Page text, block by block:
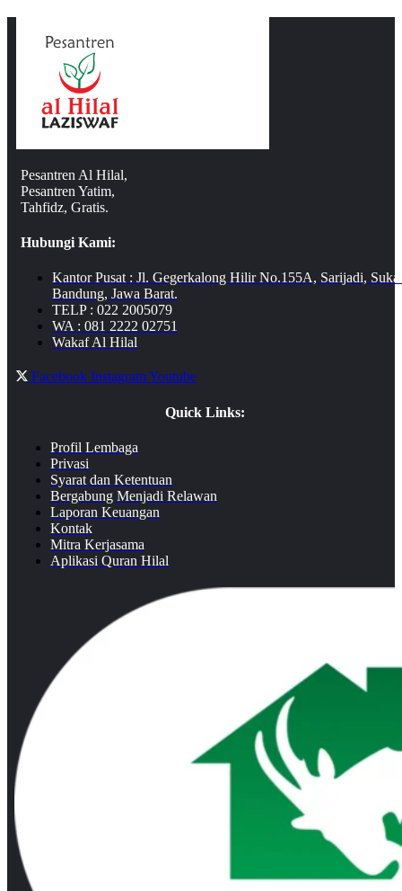
Pesantren Al Hilal,
Pesantren Yatim,
Tahfidz, Gratis.
Hubungi Kami:
Kantor Pusat : Jl. Gegerkalong Hilir No.155A, Sarijadi,
Bandung, Jawa Barat.
TELP : 022 2005079
WA : 081 2222 02751
Wakaf Al Hilal
Facebook InstagramYoutube
Quick Links:
Profil Lembaga
Privasi
Syarat dan Ketentuan
Bergabung Menjadi Relawan
Laporan Keuangan
Kontak
Mitra Kerjasama
Aplikasi Quran Hilal